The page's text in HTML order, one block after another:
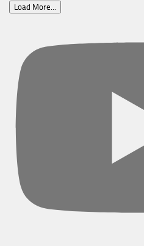
Load More...